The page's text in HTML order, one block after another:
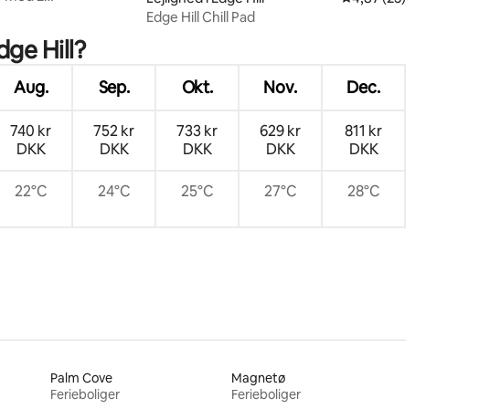
53 omtaler
Edge Hill Chill Pad
Hill?
Aug. Sep. Okt. Nov. Dec.
740 kr
DKK
752 kr
DKK
733 kr
DKK
629 kr
DKK
811 kr
DKK
22°C 24°C 25°C 27°C 28°C
Palm Cove
Ferieboliger
Magnetø
Ferieboliger